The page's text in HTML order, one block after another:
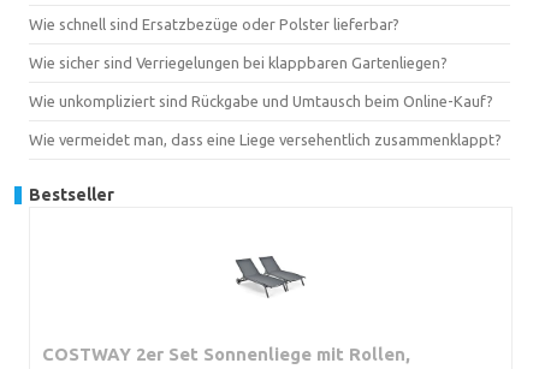
Wie schnell sind Ersatzbezüge oder Polster lieferbar?
Wie sicher sind Verriegelungen bei klappbaren Gartenliegen?
Wie unkompliziert sind Rückgabe und Umtausch beim Online-Kauf?
Wie vermeidet man, dass eine Liege versehentlich zusammenklappt?
Bestseller
COSTWAY 2er Set Sonnenliege mit Rollen,